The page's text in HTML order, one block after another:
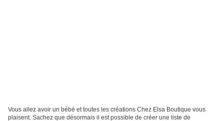
Vous allez avoir un bébé et toutes les créations Chez Elsa Boutique vous
plaisent. Sachez que désormais il est possible de créer une liste de